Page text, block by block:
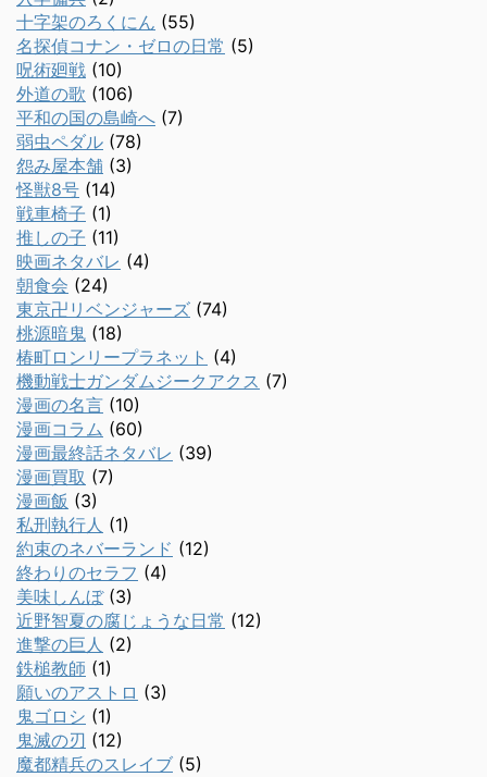
十字架のろくにん (55)
名探偵コナン・ゼロの日常 (5)
呪術廻戦 (10)
外道の歌 (106)
平和の国の島崎へ (7)
弱虫ペダル (78)
怨み屋本舗 (3)
怪獣8号 (14)
戦車椅子 (1)
推しの子 (11)
映画ネタバレ (4)
朝食会 (24)
東京卍リベンジャーズ (74)
桃源暗鬼 (18)
椿町ロンリープラネット (4)
機動戦士ガンダムジークアクス (7)
漫画の名言 (10)
漫画コラム (60)
漫画最終話ネタバレ (39)
漫画買取 (7)
漫画飯 (3)
私刑執行人 (1)
約束のネバーランド (12)
終わりのセラフ (4)
美味しんぼ(3)
近野智夏の腐じょうな日常 (12)
進撃の巨人 (2)
鉄槌教師 (1)
願いのアストロ (3)
鬼ゴロシ (1)
鬼滅の刃 (12)
魔都精兵のスレイブ (5)